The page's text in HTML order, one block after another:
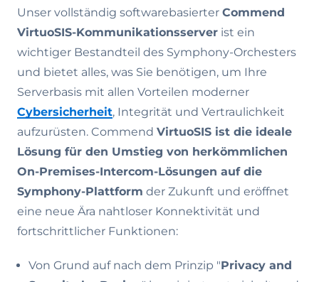
Unser vollständig softwarebasierter Commend
VirtuoSIS-Kommunikationsserver ist ein
wichtiger Bestandteil des Symphony-Orchesters
und bietet alles, was Sie benötigen, um Ihre
Serverbasis mit allen Vorteilen moderner
Cybersicherheit, Integrität und Vertraulichkeit
aufzurüsten. Commend VirtuoSIS ist die ideale
Lösung für den Umstieg von herkömmlichen
On-Premises-Intercom-Lösungen auf die
Symphony-Plattform der Zukunft und eröffnet
eine neue Ära nahtloser Konnektivität und
fortschrittlicher Funktionen:
Von Grund auf nach dem Prinzip "Privacy and